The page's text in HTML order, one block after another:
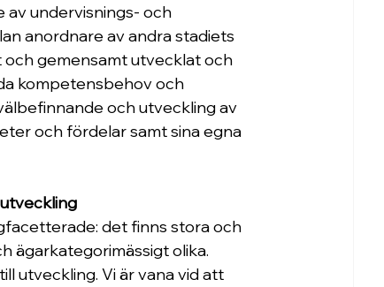
av undervisnings- och
anordnare av andra stadiets
gemensamt utvecklat och
kompetensbehov och
och utveckling av
och fördelar samt sina egna
det finns stora och
ägarkategorimässigt olika.
utveckling. Vi är vana vid att